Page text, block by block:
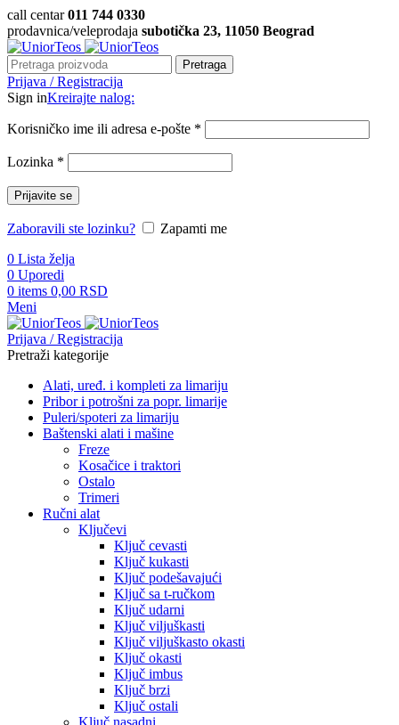
call centar011 744 0330
prodavnica/veleprodaja subotička 23, 11050 Beograd
Pretraga
Prijava / Registracija
Sign inKreirajte nalog:
Korisničko ime ili adresa e-pošte *
Lozinka *
Prijavite se
Zaboravili ste lozinku?
Zapamti me
0 Lista želja
0 Uporedi
0 items 0,00 RSD
Meni
Prijava / Registracija
Pretraži kategorije
Alati, uređ. i kompleti za limariju
Pribor i potrošni za popr. limarije
Puleri/spoteri za limariju
Baštenski alati i mašine
Freze
Kosačice i traktori
Ostalo
Trimeri
Ručni alat
Ključevi
Ključ cevasti
Ključ kukasti
Ključ podešavajući
Ključ sa t-ručkom
Ključ udarni
Ključ viljuškasti
Ključ viljuškasto okasti
Ključ okasti
Ključ imbus
Ključ brzi
Ključ ostali
Ključ nasadni